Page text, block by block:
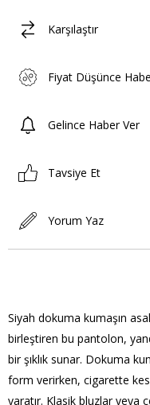
Karşılaştır
Fiyat Düşünce
Gelince Haber Ver
Tavsiye Et
Yorum Yaz
Siyah dokuma kumaşın
birleştiren bu pantolon,
bir şıklık sunar. Dokuma
form verirken, cigarette
yaratır. Klasik bluzlar veya